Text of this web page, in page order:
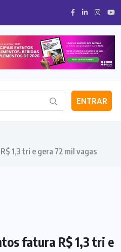
ENTRAR
1,3 tri e gera 72 mil vagas
fatura R$ 1,3 tri e